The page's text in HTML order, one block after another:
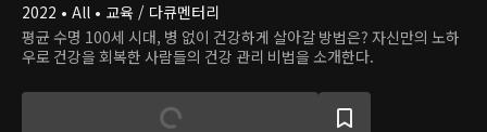
2022 • All • 교육 / 다큐멘터리
평균 수명 100세 시대, 병 없이 건강하게 살아갈 방법은? 자신만의 노하
우로 건강을 회복한 사람들의 건강 관리 비법을 소개한다.